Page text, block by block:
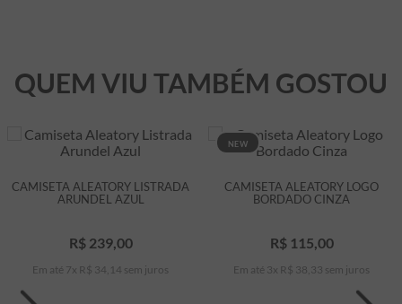
QUEM VIU TAMBÉM GOSTOU
CAMISETA ALEATORY LISTRADA
ARUNDEL AZUL
R$ 239,00
Em até 7 x R$ 34 14 sem juros
NEW
CAMISETA ALEATORY LOGO
BORDADO CINZA
R$ 115,00
Em até 3 x R$ 38 33 sem juros